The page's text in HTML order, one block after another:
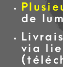
de
via